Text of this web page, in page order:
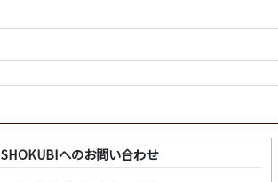
SHOKUBIへのお問い合わせ